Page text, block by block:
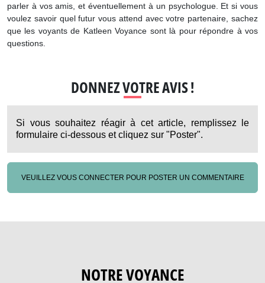
parler à vos amis, et éventuellement à un psychologue. Et si vous
voulez savoir quel futur vous attend avec votre partenaire, sachez
que les voyants de Katleen Voyance sont là pour répondre à vos
questions.
DONNEZ VOTRE AVIS !
Si vous souhaitez réagir à cet article, remplissez le
formulaire ci-dessous et cliquez sur "Poster".
VEUILLEZ VOUS CONNECTER POUR POSTER UN COMMENTAIRE
NOTRE VOYANCE